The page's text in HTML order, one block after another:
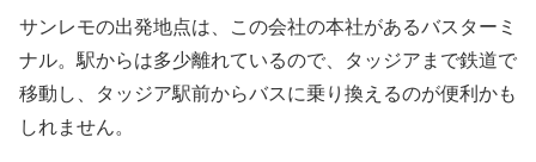
サンレモの出発地点は、この会社の本社があるバスターミ
ナル。駅からは多少離れているので、タッジアまで鉄道で
移動し、タッジア駅前からバスに乗り換えるのが便利かも
しれません。